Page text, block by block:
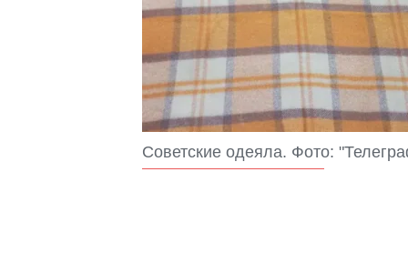
Советские одеяла. Фото: